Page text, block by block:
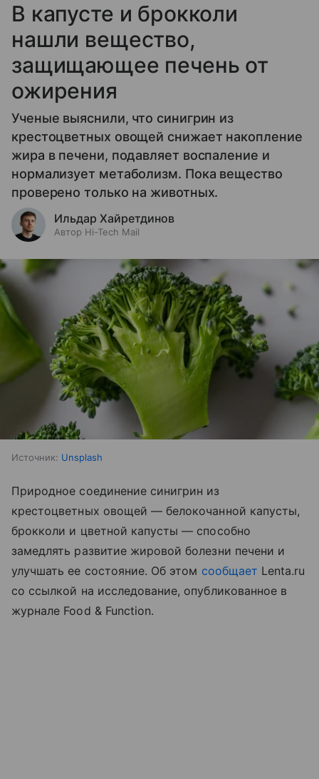
В капусте и брокколи
нашли вещество,
защищающее печень от
ожирения
Ученые выяснили, что синигрин из
крестоцветных овощей снижает накопление
жира в печени, подавляет воспаление и
нормализует метаболизм. Пока вещество
проверено только на животных.
Ильдар Хайретдинов
Автор Hi-Tech Mail
Источник: Unsplash
Природное соединение синигрин из
крестоцветных овощей — белокочанной капусты,
брокколи и цветной капусты — способно
замедлять развитие жировой болезни печени и
улучшать ее состояние. Об этом сообщает Lenta.ru
со ссылкой на исследование, опубликованное в
журнале Food & Function.